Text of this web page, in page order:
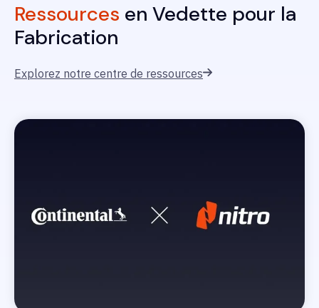
Ressources en Vedette pour la
Fabrication
Explorez notre centre de ressources